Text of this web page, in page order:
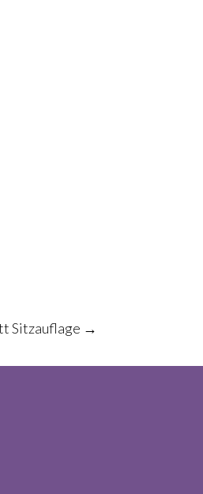
Sitzauflage →